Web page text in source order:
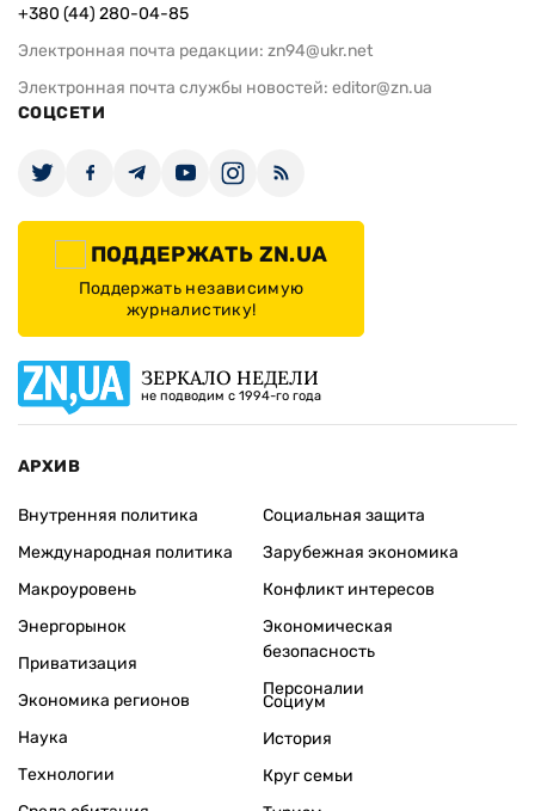
+380 (44) 280-04-85
Электронная почта редакции: zn94@ukr.net
Электронная почта службы новостей: editor@zn.ua
СОЦСЕТИ
ПОДДЕРЖАТЬ ZN.UA
Поддержать независимую
журналистику!
ЗЕРКАЛО НЕДЕЛИ
не подводим с 1994-го года
АРХИВ
Внутренняя политика
Международная политика
Макроуровень
Энергорынок
Приватизация
Экономика регионов
Социальная защита
Зарубежная экономика
Конфликт интересов
Экономическая
безопасность
Персоналии
Наука
Технологии
Социум
История
Круг семьи